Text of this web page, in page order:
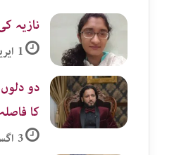
نازیہ
1 اپریل, 2023
دو
کا فاصلہ
3 اگست, 2026